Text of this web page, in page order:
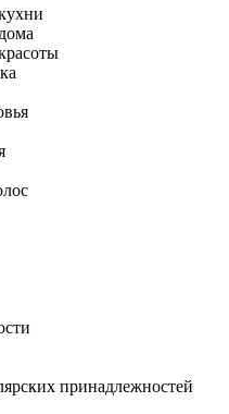
принадлежностей